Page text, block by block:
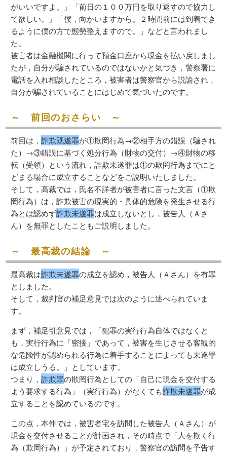
がいいですよ。」「前日の１００万円を取り返すので協力し
て欲しい。」「僕，向かいますから。２時間前には到着でき
るように僕の方で態勢整えますので。」などと言われまし
た。
被害者は金融機関に行って預金口座から現金を払い戻しまし
たが，自分が騙されているのではないかと気づき，警察署に
電話を入れ相談したところ，被害者は警察官から説諭され，
自分が騙されていることにはじめて気づいたのです。
～ 前回のおさらい ～
前回は，詐欺既遂罪が①欺罔行為→②相手方の錯誤（騙され
た）→③錯誤に基づく処分行為（財物の交付）→④財物の移
転（受領）という流れ，詐欺未遂罪は①の欺罔行為までにと
どまる場合に成立することなどをご説明いたしました。
そして，高裁では，氏名不詳者が被害者に言った文言（①欺
罔行為）は，詐欺被害の現実的・具体的危険を発生させる行
為とは認めず詐欺未遂罪は成立しないとし，被告人（Ａさ
ん）を無罪としたこともご説明しました。
～ 最高裁の結論 ～
最高裁は詐欺未遂罪の成立を認め，被告人（Ａさん）を有罪
としました。
そして，裁判官の補足意見では次のように述べられていま
す。
まず，補足引意見では，「犯罪の実行行為自体ではなくと
も，実行行為に「密接」であって，被害を生じさせる客観的
な危険性が認められる行為に着手することによっても未遂罪
は成立しうる。」としています。
つまり，詐欺罪の欺罔行為としての「自己に現金を交付する
よう要求する行為」（実行行為）がなくても詐欺未遂罪が成
立することを認めているのです。
この点，本件では，被害者宅を訪問した被告人（Ａさん）が
現金を交付させることが計画され，その時点で「人を欺く行
為（欺罔行為）」が予定されており，警察官の訪問を予告す